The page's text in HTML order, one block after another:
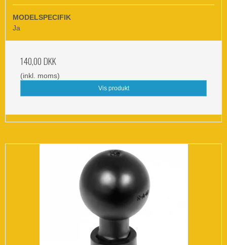
MODELSPECIFIK
Ja
140,00 DKK
(inkl. moms)
Vis produkt